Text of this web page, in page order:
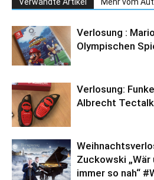
Verlosung :
Olympischen
Verlosung:
Albrecht
Zuckowski „Wär
immer so nah“